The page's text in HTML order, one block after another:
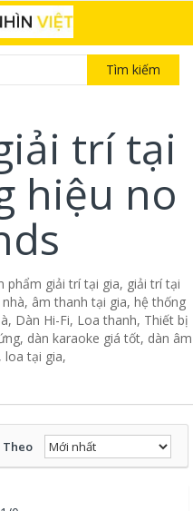
Tìm kiếm
trí tại
hiệu no
phẩm giải trí tại gia, giải trí tại
âm thanh tại gia, hệ thống
Dàn Hi-Fi, Loa thanh, Thiết bị
dàn karaoke giá tốt, dàn âm
loa tại gia,
Theo